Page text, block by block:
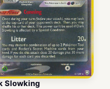
Slowking